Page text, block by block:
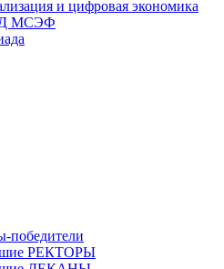
и цифровая экономика
МСЭФ
победители
РЕКТОРЫ